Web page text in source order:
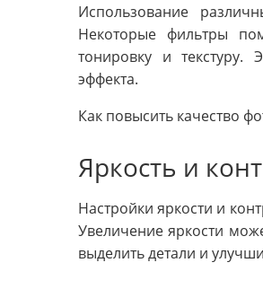
Использование
Некоторые фильтры
тонировку и текстуру.
эффекта.
Как повысить качество
Яркость и
Настройки яркости и
Увеличение яркости
выделить детали и